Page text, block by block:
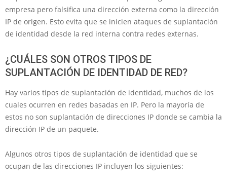
empresa pero falsifica una dirección externa como la dirección
IP de origen. Esto evita que se inicien ataques de suplantación
de identidad desde la red interna contra redes externas.
¿CUÁLES SON OTROS TIPOS DE
SUPLANTACIÓN DE IDENTIDAD DE RED?
Hay varios tipos de suplantación de identidad, muchos de los
cuales ocurren en redes basadas en IP. Pero la mayoría de
estos no son suplantación de direcciones IP donde se cambia la
dirección IP de un paquete.
Algunos otros tipos de suplantación de identidad que se
ocupan de las direcciones IP incluyen los siguientes: